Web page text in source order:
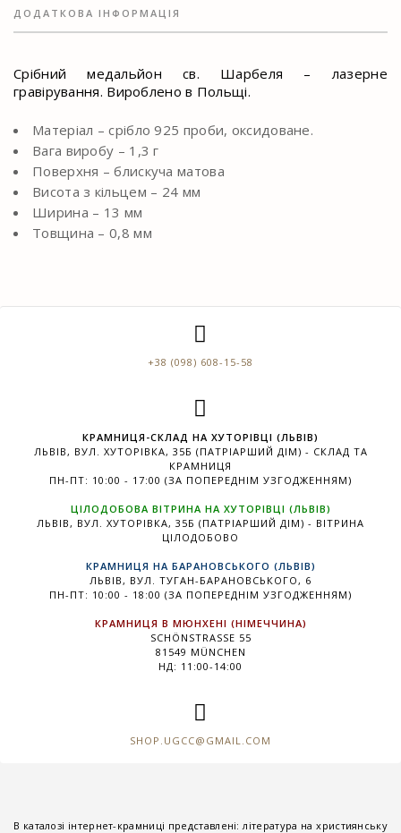
ДОДАТКОВА ІНФОРМАЦІЯ
Срібний медальйон св. Шарбеля – лазерне
гравірування. Вироблено в Польщі.
Матеріал – срібло 925 проби, оксидоване.
Вага виробу – 1,3 г
Поверхня – блискуча матова
Висота з кільцем – 24 мм
Ширина – 13 мм
Товщина – 0,8 мм
+38 (098) 608-15-58
КРАМНИЦЯ-СКЛАД НА ХУТОРІВЦІ (ЛЬВІВ)
ЛЬВІВ, ВУЛ. ХУТОРІВКА, 35Б (ПАТРІАРШИЙ ДІМ) - СКЛАД ТА
КРАМНИЦЯ
ПН-ПТ: 10:00 - 17:00 (ЗА ПОПЕРЕДНІМ УЗГОДЖЕННЯМ)
ЦІЛОДОБОВА ВІТРИНА НА ХУТОРІВЦІ (ЛЬВІВ)
ЛЬВІВ, ВУЛ. ХУТОРІВКА, 35Б (ПАТРІАРШИЙ ДІМ) - ВІТРИНА
ЦІЛОДОБОВО
КРАМНИЦЯ НА БАРАНОВСЬКОГО (ЛЬВІВ)
ЛЬВІВ, ВУЛ. ТУГАН-БАРАНОВСЬКОГО, 6
ПН-ПТ: 10:00 - 18:00 (ЗА ПОПЕРЕДНІМ УЗГОДЖЕННЯМ)
КРАМНИЦЯ В МЮНХЕНІ (НІМЕЧЧИНА)
SCHÖNSTRASSE 55
81549 MÜNCHEN
НД: 11:00-14:00
SHOP.UGCC@GMAIL.COM
В каталозі інтернет-крамниці представлені: література на християнську